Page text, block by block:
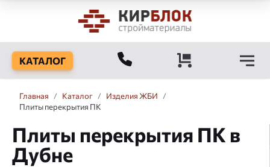
КАТАЛОГ
Главная / Каталог / Изделия ЖБИ
/
Плиты перекрытия ПК
Плиты перекрытия ПК в
Дубне